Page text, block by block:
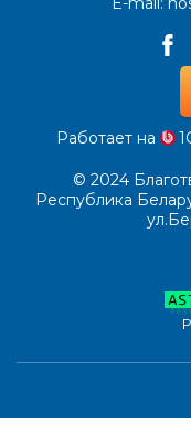
Работает на
© 2024
Республика